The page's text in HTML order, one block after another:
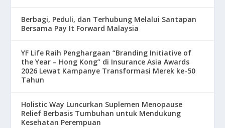
Berbagi, Peduli, dan Terhubung Melalui Santapan
Bersama Pay It Forward Malaysia
YF Life Raih Penghargaan “Branding Initiative of
the Year – Hong Kong” di Insurance Asia Awards
2026 Lewat Kampanye Transformasi Merek ke-50
Tahun
Holistic Way Luncurkan Suplemen Menopause
Relief Berbasis Tumbuhan untuk Mendukung
Kesehatan Perempuan